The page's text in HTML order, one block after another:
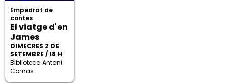
Empedrat de
contes
El viatge d'en
James
DIMECRES 2 DE
SETEMBRE / 18 H
Biblioteca Antoni
Comas